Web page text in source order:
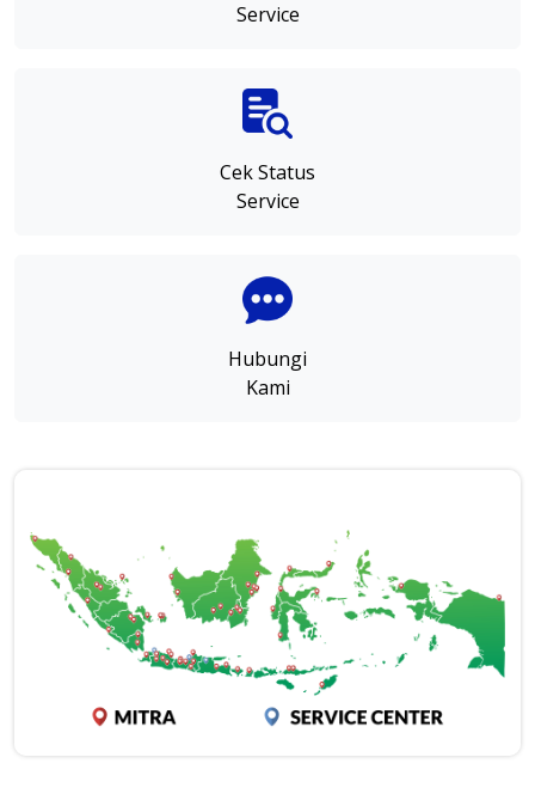
Service
Cek Status
Service
Hubungi
Kami